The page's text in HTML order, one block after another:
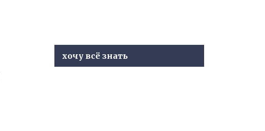
хочу всё знать